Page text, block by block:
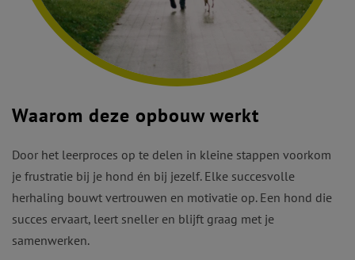
Waarom deze opbouw werkt
Door het leerproces op te delen in kleine stappen voorkom
je frustratie bij je hond én bij jezelf. Elke succesvolle
herhaling bouwt vertrouwen en motivatie op. Een hond die
succes ervaart, leert sneller en blijft graag met je
samenwerken.